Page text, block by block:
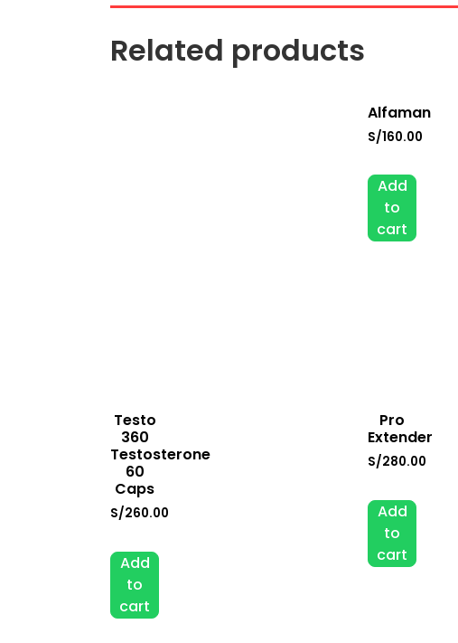
Related products
Alfaman
S/160.00
Add
to
cart
Testo
360
Testosterone
60
Caps
S/260.00
Add
to
cart
Pro
Extender
S/280.00
Add
to
cart